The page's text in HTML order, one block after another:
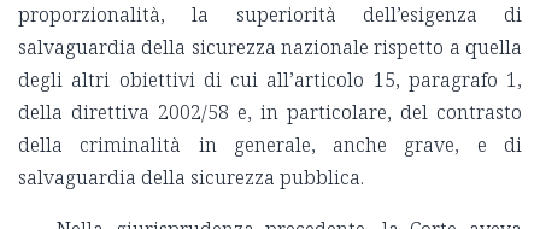
proporzionalità, la superiorità dell’esigenza di
salvaguardia della sicurezza nazionale rispetto a quella
degli altri obiettivi di cui all’articolo 15, paragrafo 1,
della direttiva 2002/58 e, in particolare, del contrasto
della criminalità in generale, anche grave, e di
salvaguardia della sicurezza pubblica.